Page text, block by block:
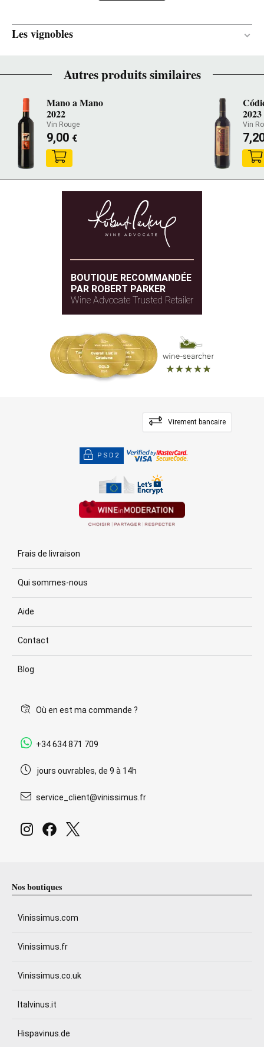
Les vignobles
Autres produits similaires
Mano a Mano
2022
Vin Rouge
9,00 €
2023
Vin
BOUTIQUE RECOMMANDÉE
PAR ROBERT PARKER
Wine Advocate Trusted Retailer
Virement bancaire
PSD2
Frais de livraison
Qui sommes-nous
Aide
Contact
Blog
Où en est ma commande ?
+34 634 871 709
jours ouvrables, de 9 à 14h
service_client@vinissimus.fr
Nos boutiques
Vinissimus.com
Vinissimus.fr
Vinissimus.co.uk
Italvinus.it
Hispavinus.de